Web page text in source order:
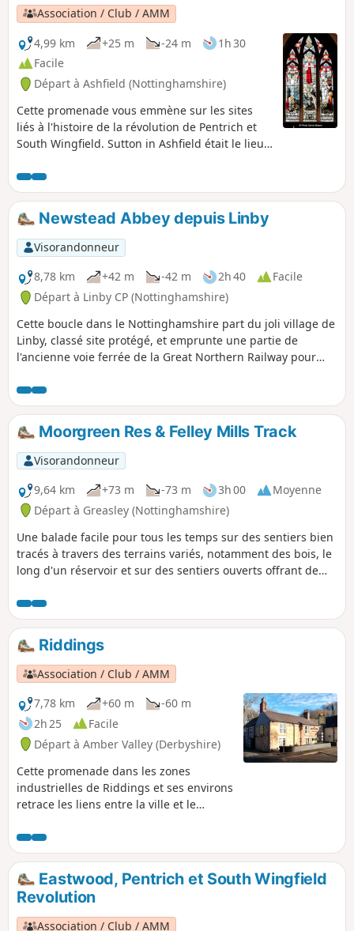
Association / Club / AMM
4,99 km
+25 m -24 m
1h 30
Facile
Départ à Ashfield (Nottinghamshire)
Cette promenade vous emmène sur les sites
liés à l'histoire de la révolution de Pentrich et
South Wingfield. Sutton in Ashfield était le lieu
Brandreth, l'un des leaders de la révolution de
Pentrich. La ville est restée un centre d'agitation
en faveur de la réforme.Il s'agit de la
promenade n° 14 des promenades de la
révolution de Pentrich.
Newstead Abbey depuis Linby
Visorandonneur
8,78 km
+42 m -42 m 2h 40
Facile
Départ à Linby CP (Nottinghamshire)
Cette boucle dans le Nottinghamshire part du joli village de
Linby, classé site protégé, et emprunte une partie de
l'ancienne voie ferrée de la Great Northern Railway pour
augustinien construit par Henri II en 1170. Le retour à Linby
se fait par Abbey Woods et le village de Papplewick.
Moorgreen Res & Felley Mills Track
Visorandonneur
9,64 km
+73 m -73 m 3h 00
Moyenne
Départ à Greasley (Nottinghamshire)
Une balade facile pour tous les temps sur des sentiers bien
tracés à travers des terrains variés, notamment des bois, le
long d'un réservoir et sur des sentiers ouverts offrant de
Riddings
Association / Club / AMM
7,78 km
+60 m
-60 m
2h 25
Facile
Départ à Amber Valley (Derbyshire)
Cette promenade dans les zones
industrielles de Riddings et ses environs
retrace les liens entre la ville et le
série de promenades met en évidence «
ce qui s'est passé et où » en rapport
avec le soulèvement de Pentrich. Bien
qu'on ne sache pas si des habitants de
Riddings ont réellement pris part au
soulèvement, le pub Seven Stars, situé à
Eastwood, Pentrich et South Wingfield
Revolution
Association / Club / AMM